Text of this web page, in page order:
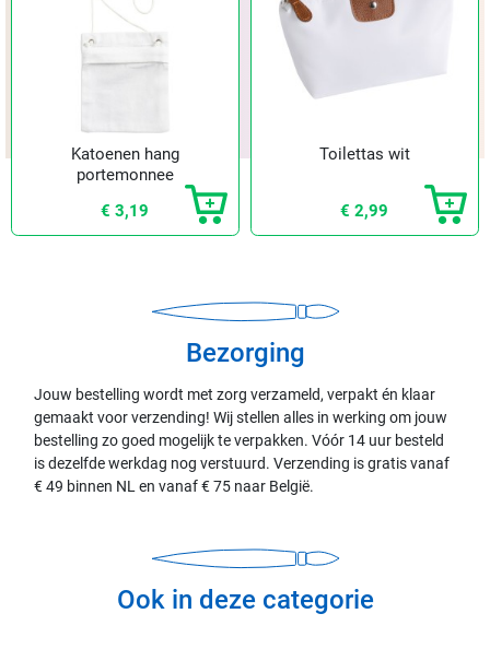
Katoenen hang
portemonnee
€ 3,19
Toilettas wit
€ 2,99
Bezorging
Jouw bestelling wordt met zorg verzameld, verpakt én klaar
gemaakt voor verzending! Wij stellen alles in werking om jouw
bestelling zo goed mogelijk te verpakken. Vóór 14 uur besteld
is dezelfde werkdag nog verstuurd. Verzending is gratis vanaf
€ 49 binnen NL en vanaf € 75 naar België.
Ook in deze categorie